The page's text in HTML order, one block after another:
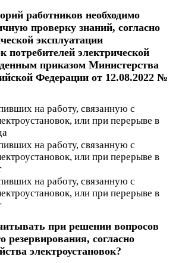
работников необходимо
проверку знаний, согласно
эксплуатации
потребителей электрической
приказом Министерства
Федерации от 12.08.2022 №
на работу, связанную с
или при перерыве в
на работу, связанную с
или при перерыве в
на работу, связанную с
или при перерыве в
при решении вопросов
резервирования, согласно
электроустановок?